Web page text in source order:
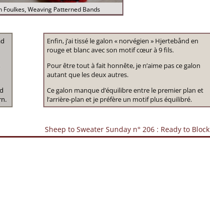
Foulkes, Weaving Patterned Bands
Enfin, j’ai tissé le galon « norvégien » Hjertebånd en
rouge et blanc avec son motif cœur à 9 fils.
Pour être tout à fait honnête, je n’aime pas ce galon
autant que les deux autres.
Ce galon manque d’équilibre entre le premier plan et
l’arrière-plan et je préfère un motif plus équilibré.
Sheep to Sweater Sunday n° 206 : Ready to Block